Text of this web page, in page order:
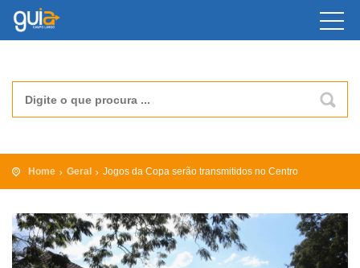
Home Geral Jogos da Copa serão transmitidos no Centro